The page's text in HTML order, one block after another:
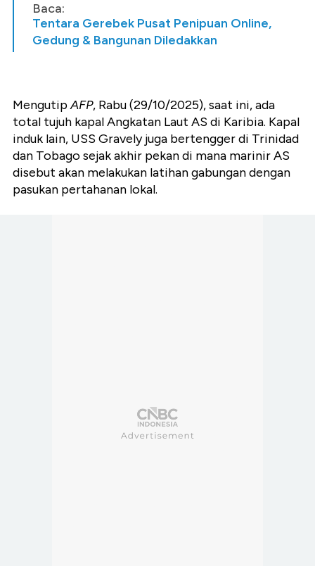
Baca:
Tentara Gerebek Pusat Penipuan Online,
Gedung & Bangunan Diledakkan
MengutipAFP, Rabu (29/10/2025), saat ini, ada
total tujuh kapal Angkatan Laut AS di Karibia. Kapal
induk lain, USS Gravely juga bertengger di Trinidad
dan Tobago sejak akhir pekan di mana marinir AS
disebut akan melakukan latihan gabungan dengan
pasukan pertahanan lokal.